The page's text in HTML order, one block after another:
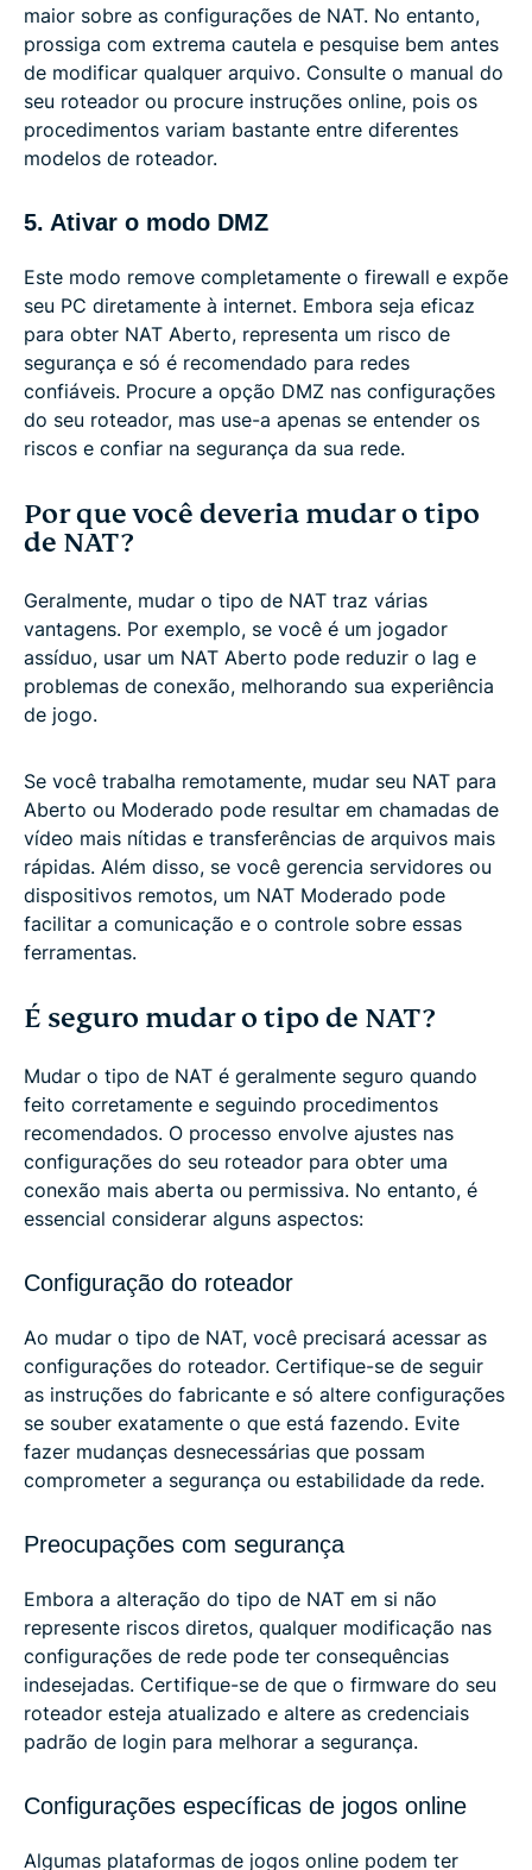
maior sobre as configurações de NAT. No entanto,
prossiga com extrema cautela e pesquise bem antes
de modificar qualquer arquivo. Consulte o manual do
seu roteador ou procure instruções online, pois os
procedimentos variam bastante entre diferentes
modelos de roteador.
5. Ativar o modo DMZ
Este modo remove completamente o firewall e expõe
seu PC diretamente à internet. Embora seja eficaz
para obter NAT Aberto, representa um risco de
segurança e só é recomendado para redes
confiáveis. Procure a opção DMZ nas configurações
do seu roteador, mas use-a apenas se entender os
riscos e confiar na segurança da sua rede.
Por que você deveria mudar o tipo
de NAT?
Geralmente, mudar o tipo de NAT traz várias
vantagens. Por exemplo, se você é um jogador
assíduo, usar um NAT Aberto pode reduzir o lag e
problemas de conexão, melhorando sua experiência
de jogo.
Se você trabalha remotamente, mudar seu NAT para
Aberto ou Moderado pode resultar em chamadas de
vídeo mais nítidas e transferências de arquivos mais
rápidas. Além disso, se você gerencia servidores ou
dispositivos remotos, um NAT Moderado pode
facilitar a comunicação e o controle sobre essas
ferramentas.
É seguro mudar o tipo de NAT?
Mudar o tipo de NAT é geralmente seguro quando
feito corretamente e seguindo procedimentos
recomendados. O processo envolve ajustes nas
configurações do seu roteador para obter uma
conexão mais aberta ou permissiva. No entanto, é
essencial considerar alguns aspectos:
Configuração do roteador
Ao mudar o tipo de NAT, você precisará acessar as
configurações do roteador. Certifique-se de seguir
as instruções do fabricante e só altere configurações
se souber exatamente o que está fazendo. Evite
fazer mudanças desnecessárias que possam
comprometer a segurança ou estabilidade da rede.
Preocupações com segurança
Embora a alteração do tipo de NAT em si não
represente riscos diretos, qualquer modificação nas
configurações de rede pode ter consequências
indesejadas. Certifique-se de que o firmware do seu
roteador esteja atualizado e altere as credenciais
padrão de login para melhorar a segurança.
Configurações específicas de jogos online
Algumas plataformas de jogos online podem ter